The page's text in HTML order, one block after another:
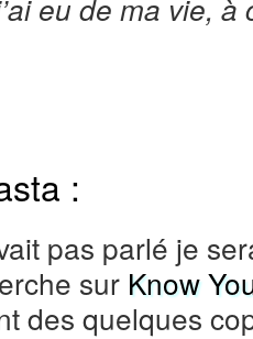
eu de ma vie, à
:
pas parlé je
sur Know
des quelques